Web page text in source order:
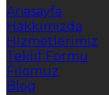
Anasayfa
Hakkımızda
Hizmetlerimiz
Teklif Formu
Filomuz
Blog